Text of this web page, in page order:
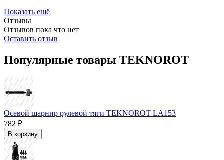
Показать ещё
Отзывы
Отзывов пока что нет
Оставить отзыв
Популярные товары TEKNOROT
Осевой шарнир рулевой тяги TEKNOROT LA153
782 ₽
В корзину